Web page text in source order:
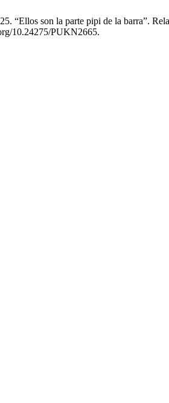
“Ellos son la parte pipi de la barra”.
10.24275/PUKN2665.